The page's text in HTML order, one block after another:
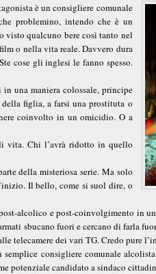
è un consigliere comunale
problemino, intendo che è un
visto qualcuno bere così tanto nel
o nella vita reale. Davvero dura
cose gli inglesi le fanno spesso.
una maniera colossale, principe
figlia, a farsi una prostituta o
coinvolto in un omicidio. O a
vita. Chi l’avrà ridotto in quello
della misteriosa serie. Ma solo
Il bello, come si suol dire, o
alcolico e post-coinvolgimento in
sbucano fuori e cercano di farla
telecamere dei vari TG. Credo pure
semplice consigliere comunale
potenziale candidato a sindaco